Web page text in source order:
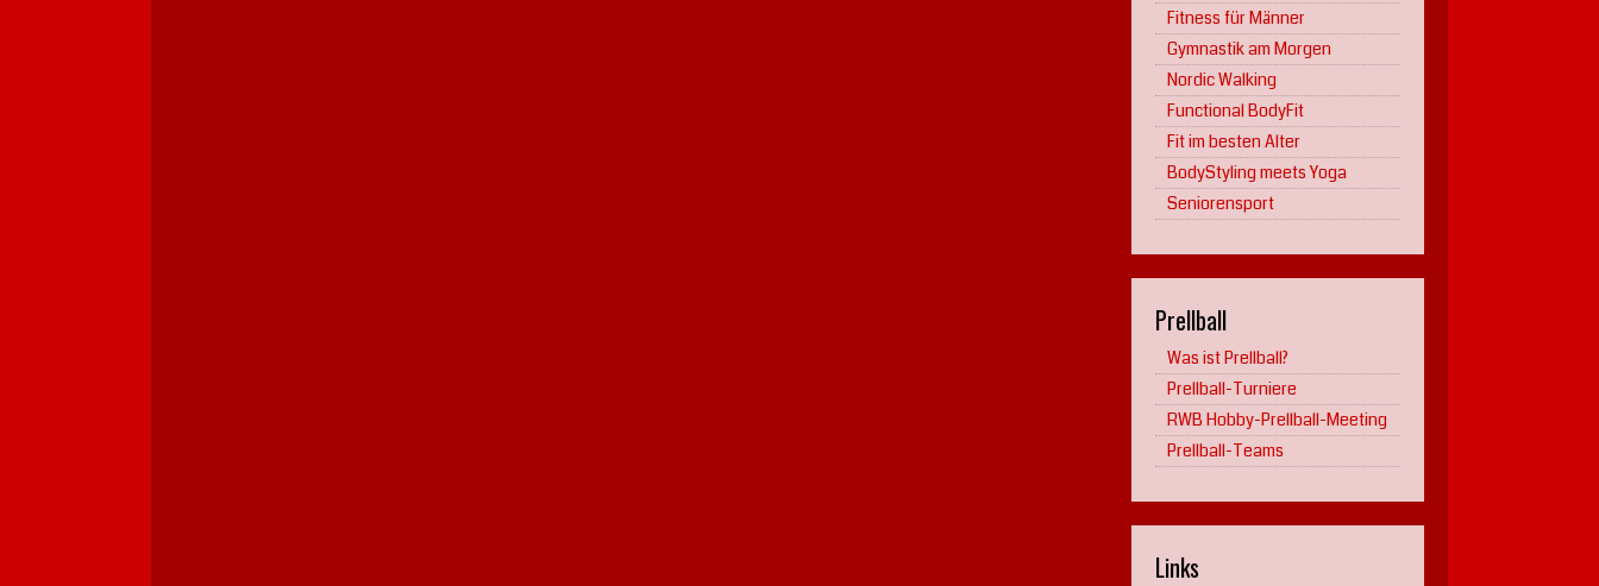
Fitness für Männer
Gymnastik am Morgen
Nordic Walking
Functional BodyFit
Fit im besten Alter
BodyStyling meets Yoga
Seniorensport
Prellball
Was ist Prellball?
Prellball-Turniere
RWB Hobby-Prellball-Meeting
Prellball-Teams
Links